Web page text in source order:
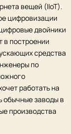
вещей (IIoT).
цифровизации
двойники
в построении
средства
по
работать на
обычные заводы в
производства